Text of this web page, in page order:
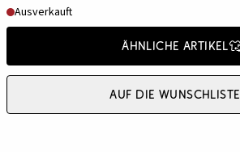
Ausverkauft
Ähnliche Artikel
Auf die Wunschliste